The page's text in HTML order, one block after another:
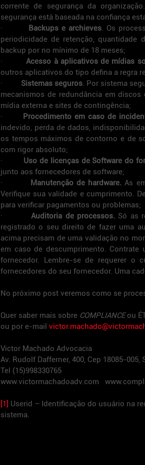
corrente de segurança da
segurança está baseada na confiança
· Backups e archieves. Os
periodicidade de retenção,
backup por no mínimo de 18 meses;
· Acesso à aplicativos de mídias
outros aplicativos do tipo defina a regra
· Sistemas seguros. Por sistema
mecanismos de redundância em
mídia externa e sites de contingência;
· Procedimento em caso de
indevido, perda de dados,
os tempos máximos de contorno e de
com rigor absoluto;
· Uso de licenças de Software do
junto aos fornecedores de software;
· Manutenção de hardware. As
Verifique sua validade e cumprimento.
para verificar pagamentos ou problemas;
· Auditoria de processos. Só as
registrado o seu direito de fazer uma
acima precisam de uma validação no
em caso de descumprimento. Contrate
fornecedor. Lembre-se de requerer o
fornecedores do seu fornecedor. Uma
No próximo post veremos como se
Quer saber mais sobre COMPLIANCE ou
ou por e-mail
Victor Machado Advocacia
Av. Rudolf Dafferner, 400, Cep 18085-005,
Tel (15)998330765
www.victormachadoadv.com
[1] Userid – Identificação do usuário na
sistema.